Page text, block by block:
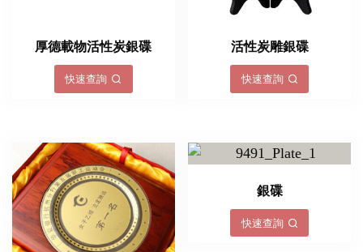
厚德載物活性炭銀碟
快速查詢
活性炭雕銀碟
快速查詢
銀碟
快速查詢